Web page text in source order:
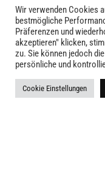
der
Produktseite
gewählt
werden
Wir verwenden Cookies
bestmögliche
Präferenzen und
akzeptieren" klicken,
zu. Sie können jedoch
persönliche und
Cookie Einstellungen